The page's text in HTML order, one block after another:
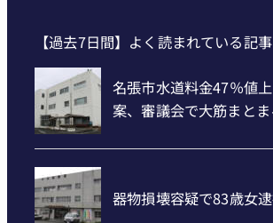
【過去7日間】よく読まれている記事